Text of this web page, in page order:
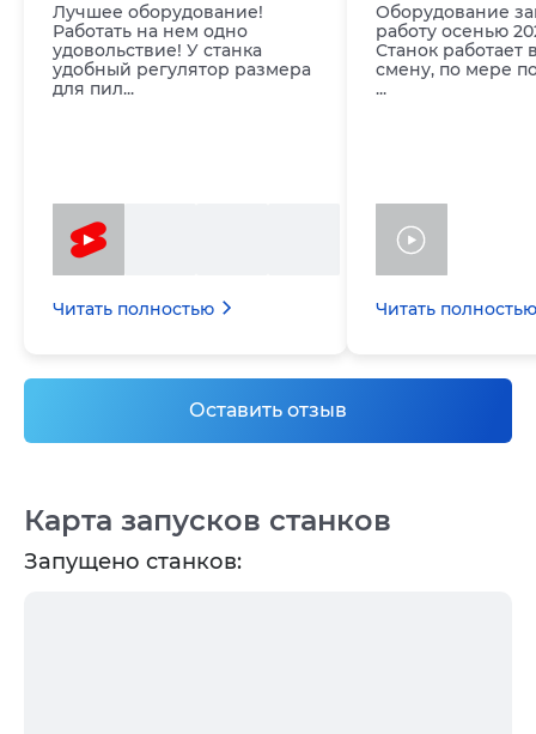
Карта запусков станков
Запущено станков:
Лучшее оборудование!
Работать на нем одно
удовольствие! У станка
удобный регулятор размера
для пил...
Читать полностью
Оборудование
работу осенью
Станок работает
смену, по мере
...
Читать полностью
Оставить отзыв